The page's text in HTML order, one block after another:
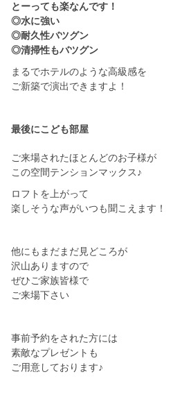
とーっても楽なんです！
◎水に強い
◎耐久性バツグン
◎清掃性もバツグン
まるでホテルのような高級感を
ご新築で演出できますよ！
最後にこども部屋
ご来場されたほとんどのお子様が
この空間テンションマックス♪
ロフトを上がって
楽しそうな声がいつも聞こえます！
他にもまだまだ見どころが
沢山ありますので
ぜひご家族皆様で
ご来場下さい
事前予約をされた方には
素敵なプレゼントも
ご用意しております♪